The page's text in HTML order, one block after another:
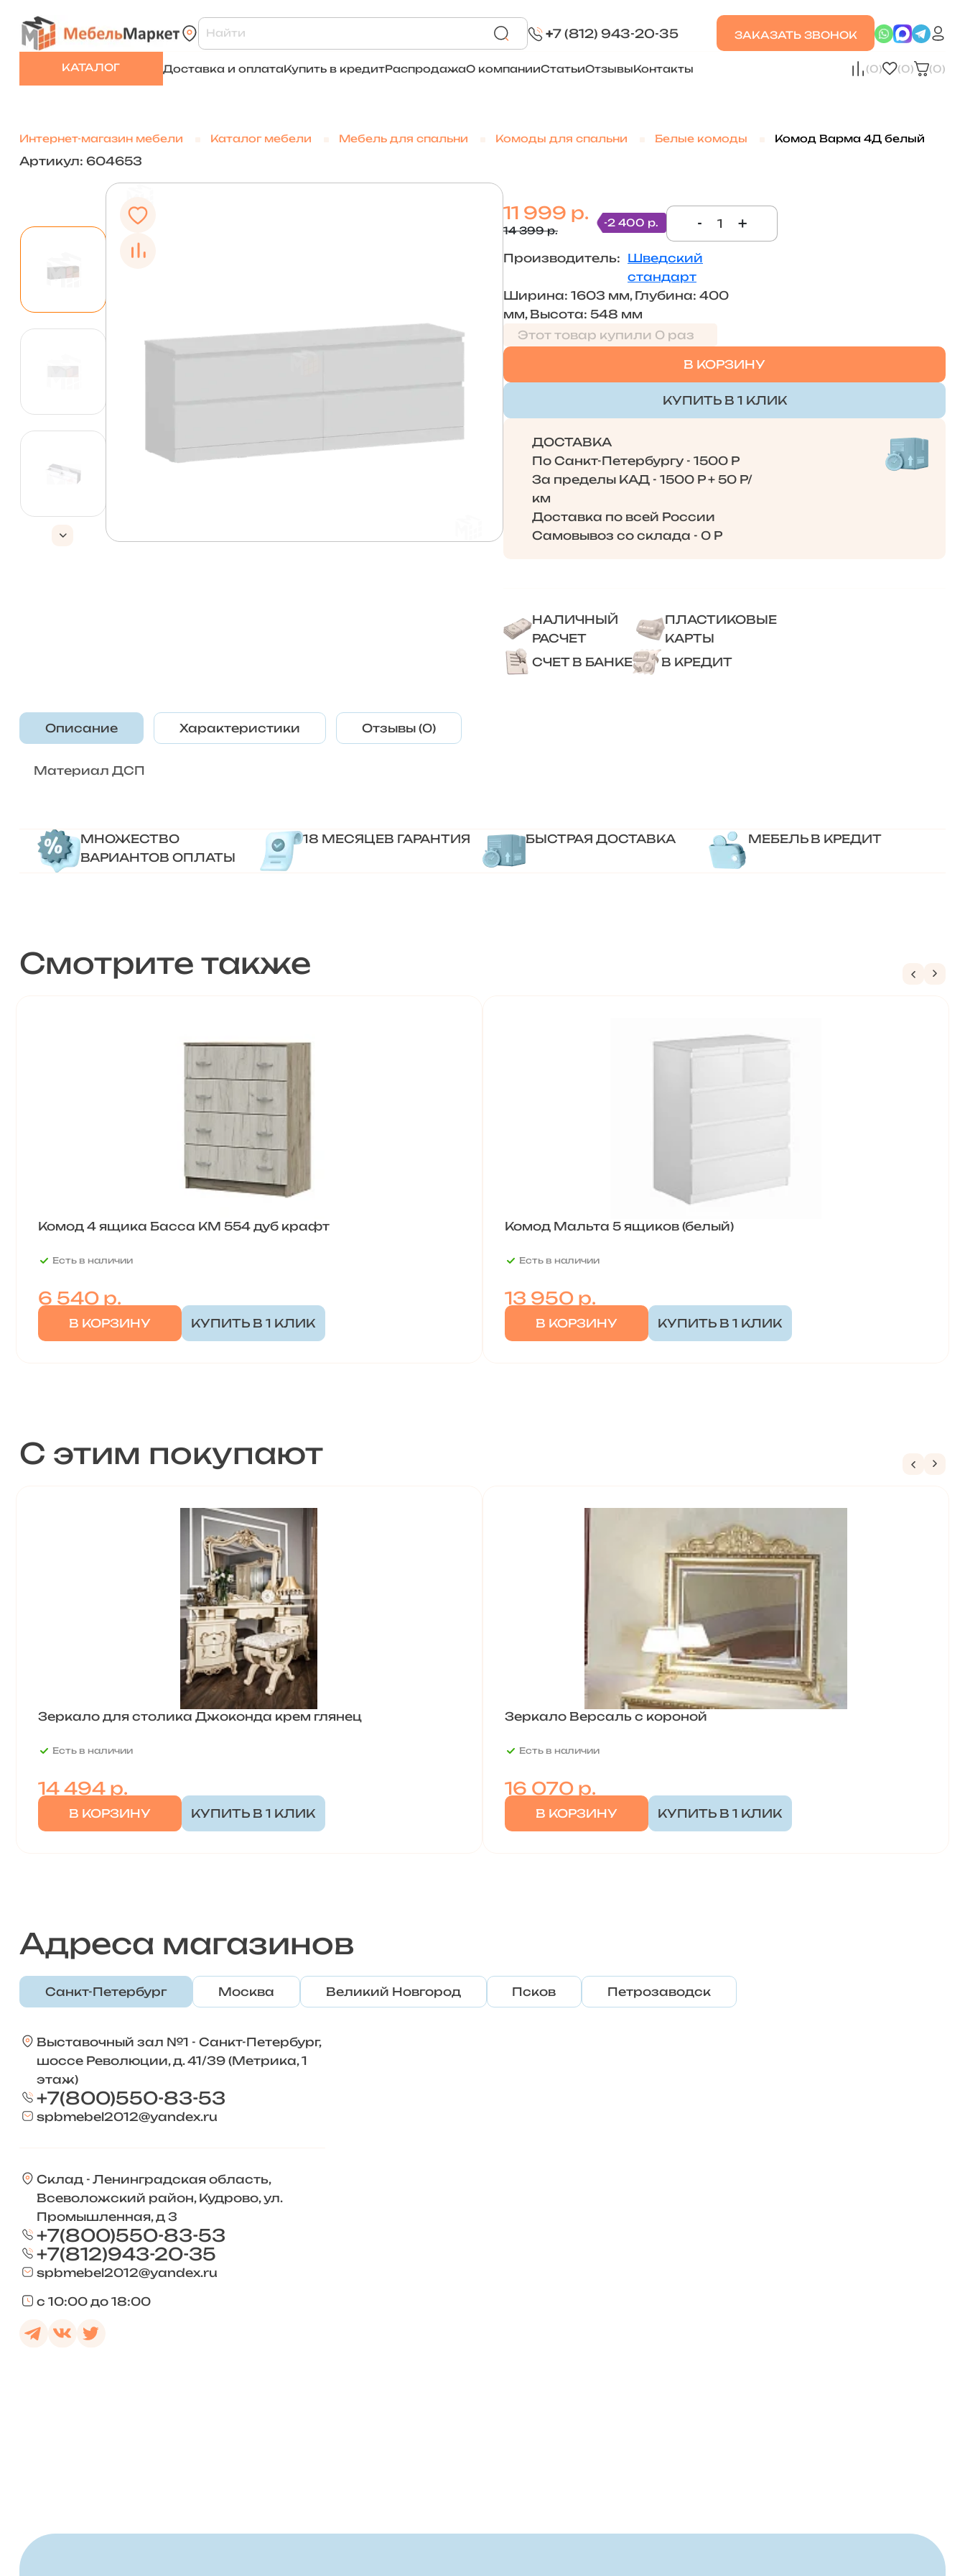
+7 (812) 943-20-35 ЗАКАЗАТЬ ЗВОНОК
КАТАЛОГ Доставка и оплатаКупить в кредитРаспродажаО компанииСтатьиОтзывыКонтакты (0) (0) (0)
Интернет-магазин мебели Каталог мебели Мебель для спальни Комоды для спальни Белые комоды Комод Варма 4Д белый
Артикул: 604653
11 999 р.
14 399 р.
-2 400 р. - +
Производитель: Шведский
стандарт
Ширина: 1603 мм, Глубина: 400
мм, Высота: 548 мм
Этот товар купили 0 раз
В КОРЗИНУ
КУПИТЬ В 1 КЛИК
ДОСТАВКА
По Санкт-Петербургу - 1500 Р
За пределы КАД - 1500 Р + 50 Р/
км
Доставка по всей России
Самовывоз со склада - 0 Р
НАЛИЧНЫЙ
РАСЧЕТ
ПЛАСТИКОВЫЕ
КАРТЫ
СЧЕТ В БАНКЕ
В КРЕДИТ
Описание Характеристики Отзывы (0)
Материал ДСП
МНОЖЕСТВО
ВАРИАНТОВ ОПЛАТЫ
18 МЕСЯЦЕВ ГАРАНТИЯ БЫСТРАЯ ДОСТАВКА МЕБЕЛЬ В КРЕДИТ
Смотрите также
Комод 4 ящика Басса КМ 554 дуб крафт
Есть в наличии
6 540р.
В КОРЗИНУ КУПИТЬ В 1 КЛИК
Комод Мальта 5 ящиков (белый)
Есть в наличии
13 950р.
В КОРЗИНУ КУПИТЬ В 1 КЛИК
С этим покупают
Зеркало для столика Джоконда крем глянец
Есть в наличии
14 494р.
В КОРЗИНУ КУПИТЬ В 1 КЛИК
Зеркало Версаль с короной
Есть в наличии
16 070р.
В КОРЗИНУ КУПИТЬ В 1 КЛИК
Адреса магазинов
Санкт-Петербург Москва Великий Новгород Псков Петрозаводск
Выставочный зал №1 - Санкт-Петербург,
шоссе Революции, д. 41/39 (Метрика, 1
этаж)
+7(800)550-83-53
spbmebel2012@yandex.ru
Склад - Ленинградская область,
Всеволожский район, Кудрово, ул.
Промышленная, д 3
+7(800)550-83-53
+7(812)943-20-35
spbmebel2012@yandex.ru
с 10:00 до 18:00